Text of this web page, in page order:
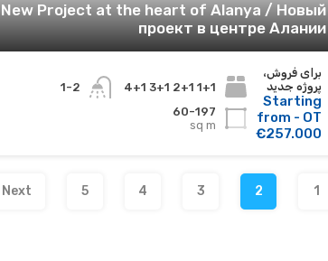
New Project at the heart of Alanya / Новый
проект в центре Алании
برای فروش،
پروژه جدید
Starting
from - OT
€257.000
1+1 2+1 3+1 4+1
1-2
60-197
sq m
1
2
3
4
5
Next